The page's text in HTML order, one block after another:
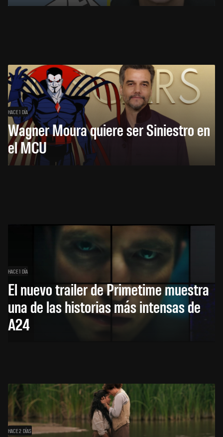
HACE 1 DÍA
Wagner Moura quiere ser Siniestro en
el MCU
HACE 1 DÍA
El nuevo trailer de Primetime muestra
una de las historias más intensas de
A24
HACE 2 DÍAS